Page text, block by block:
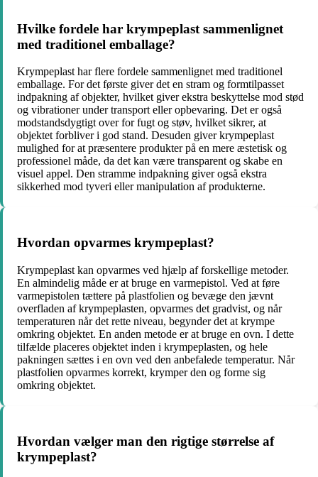
Hvilke fordele har krympeplast sammenlignet
med traditionel emballage?
Krympeplast har flere fordele sammenlignet med traditionel
emballage. For det første giver det en stram og formtilpasset
indpakning af objekter, hvilket giver ekstra beskyttelse mod stød
og vibrationer under transport eller opbevaring. Det er også
modstandsdygtigt over for fugt og støv, hvilket sikrer, at
objektet forbliver i god stand. Desuden giver krympeplast
mulighed for at præsentere produkter på en mere æstetisk og
professionel måde, da det kan være transparent og skabe en
visuel appel. Den stramme indpakning giver også ekstra
sikkerhed mod tyveri eller manipulation af produkterne.
Hvordan opvarmes krympeplast?
Krympeplast kan opvarmes ved hjælp af forskellige metoder.
En almindelig måde er at bruge en varmepistol. Ved at føre
varmepistolen tættere på plastfolien og bevæge den jævnt
overfladen af krympeplasten, opvarmes det gradvist, og når
temperaturen når det rette niveau, begynder det at krympe
omkring objektet. En anden metode er at bruge en ovn. I dette
tilfælde placeres objektet inden i krympeplasten, og hele
pakningen sættes i en ovn ved den anbefalede temperatur. Når
plastfolien opvarmes korrekt, krymper den og forme sig
omkring objektet.
Hvordan vælger man den rigtige størrelse af
krympeplast?